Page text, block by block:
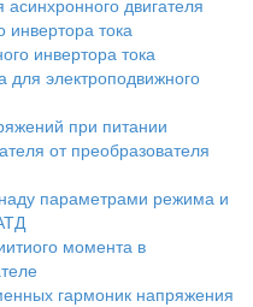
двигателя
инвертора тока
инвертора тока
для электроподвижного
при питании
от преобразователя
параметрами режима и
момента в
гармоник напряжения